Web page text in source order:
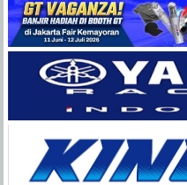
Balap
Paling
Lengkap